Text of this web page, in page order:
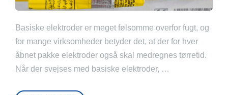
Basiske elektroder er meget følsomme overfor fugt, og
for mange virksomheder betyder det, at der for hver
åbnet pakke elektroder også skal medregnes tørretid.
Når der svejses med basiske elektroder, …